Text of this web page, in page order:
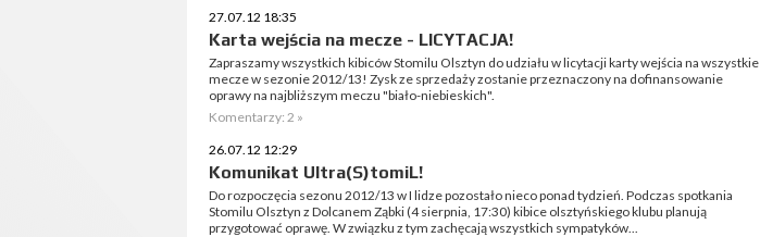
27.07.12 18:35
Karta wejścia na mecze - LICYTACJA!
Zapraszamy wszystkich kibiców Stomilu Olsztyn do udziału w licytacji karty wejścia na wszystkie
mecze w sezonie 2012/13! Zysk ze sprzedaży zostanie przeznaczony na dofinansowanie
oprawy na najbliższym meczu "biało-niebieskich".
Komentarzy: 2 »
26.07.12 12:29
Komunikat Ultra(S)tomiL!
Do rozpoczęcia sezonu 2012/13 w I lidze pozostało nieco ponad tydzień. Podczas spotkania
Stomilu Olsztyn z Dolcanem Ząbki (4 sierpnia, 17:30) kibice olsztyńskiego klubu planują
przygotować oprawę. W związku z tym zachęcają wszystkich sympatyków...